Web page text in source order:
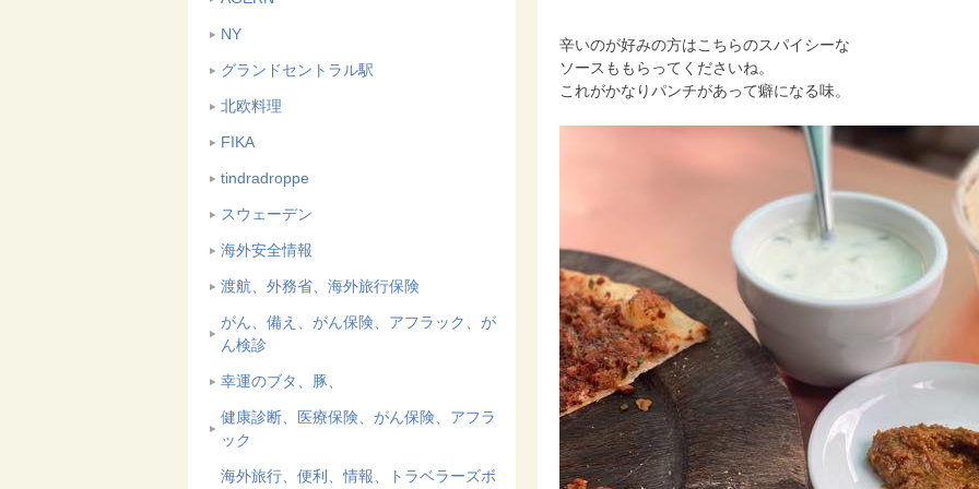
NY
グランドセントラル駅
北欧料理
FIKA
tindradroppe
スウェーデン
海外安全情報
渡航、外務省、海外旅行保険
がん、備え、がん保険、アフラック、が
ん検診
幸運のブタ、豚、
健康診断、医療保険、がん保険、アフラ
ック
海外旅行、便利、情報、トラベラーズボ
辛いのが好みの方はこちらのスパイシーな
ソースももらってくださいね。
これがかなりパンチがあって癖になる味。